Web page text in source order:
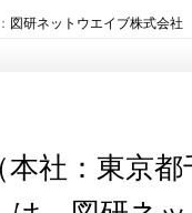
図研ネットウエイブ株式会社
社：東京